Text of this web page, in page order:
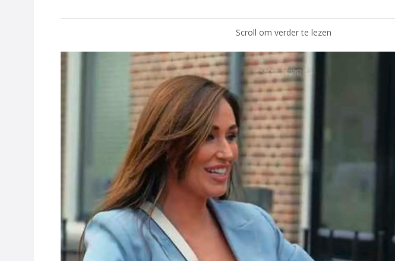
Scroll om verder te lezen